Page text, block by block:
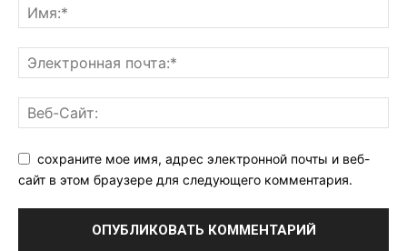
сохраните мое имя, адрес электронной почты и веб-
сайт в этом браузере для следующего комментария.